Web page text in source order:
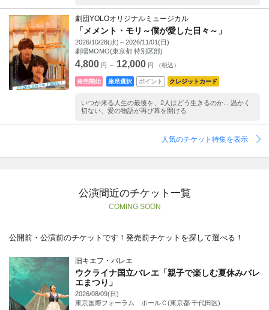
劇団YOLOオリジナルミュージカル
「メメント・モリ～僕が愛した日々～」
2026/10/28(水)～2026/11/01(日)
劇場MOMO(東京都 特別区部)
4,800 円 ～ 12,000 円 （税込）
発売開始 座席選択 ポイント クレジットカード
いつか来る人生の最後を、2人はどう生きるのか... 温かく
切ない、愛の物語が再び幕を開ける
人気のチケット特集を表示
公演間近のチケット一覧
COMING SOON
公開前・公演前のチケットです！発売前チケットを探して選べる！
旧キエフ・バレエ
ウクライナ国立バレエ「親子で楽しむ夏休みバレ
エまつり」
2026/08/09(日)
東京国際フォーラム ホールＣ(東京都 千代田区)